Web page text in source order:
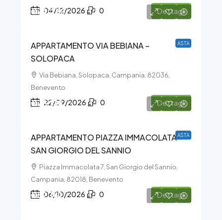
04/12/2026 0 Dettagli
ASTA
€74.280
APPARTAMENTO VIA BEBIANA –
SOLOPACA
Via Bebiana, Solopaca, Campania, 82036,
Benevento
22/09/2026 0 Dettagli
ASTA
€75.138
APPARTAMENTO PIAZZA IMMACOLATA –
SAN GIORGIO DEL SANNIO
Piazza Immacolata 7, San Giorgio del Sannio,
Campania, 82018, Benevento
06/10/2026 0 Dettagli
€52.141